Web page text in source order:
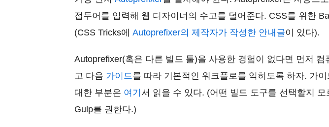
접두어를 입력해 웹 디자이너의 수고를 덜어준다. CSS를 위한
(CSS Tricks에 Autoprefixer의 제작자가 작성한 안내글이 있다).
Autoprefixer(혹은 다른 빌드 툴)을 사용한 경험이 없다면 먼저 컴
고 다음 가이드를 따라 기본적인 워크플로를 익히도록 하자. 가이
대한 부분은 여기 서 읽을 수 있다. (어떤 빌드 도구를 선택할지
Gulp를 권한다.)